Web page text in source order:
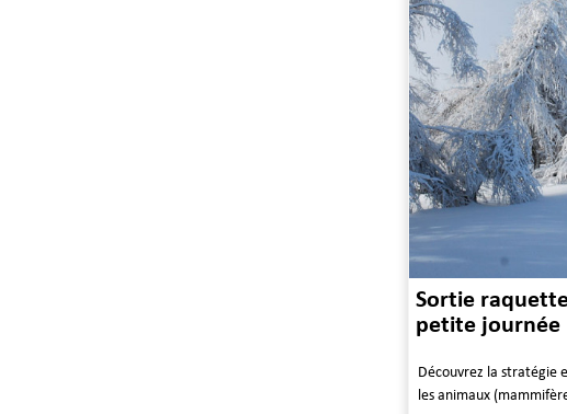
Sortie
petite journée
Découvrez la stratégie
les animaux